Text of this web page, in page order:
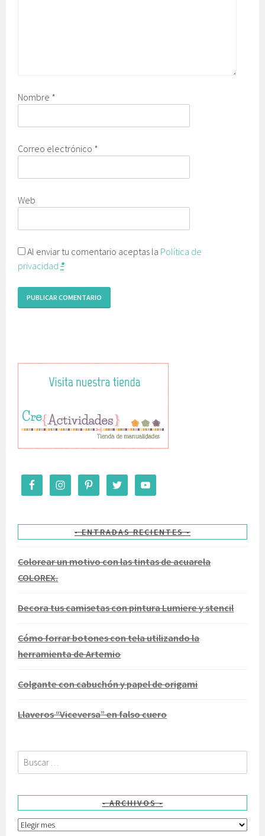
Nombre *
Correo electrónico *
Web
Al enviar tu comentario aceptas la Política de
privacidad *
ENTRADAS RECIENTES
Colorear un motivo con las tintas de acuarela
COLOREX.
Decora tus camisetas con pintura Lumiere y stencil
Cómo forrar botones con tela utilizando la
herramienta de Artemio
Colgante con cabuchón y papel de origami
Llaveros “Viceversa” en falso cuero
Buscar:
ARCHIVOS
Archivos